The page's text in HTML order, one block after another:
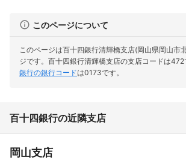
このページについて
このページは百十四銀行清輝橋支店(岡山県岡山市
ジです。 百十四銀行清輝橋支店の支店コードは472
銀行の銀行コードは0173です。
百十四銀行の近隣支店
岡山支店